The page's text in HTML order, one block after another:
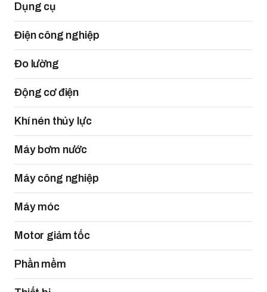
Dụng cụ
Điện công nghiệp
Đo lường
Động cơ điện
Khí nén thủy lực
Máy bơm nước
Máy công nghiệp
Máy móc
Motor giảm tốc
Phần mềm